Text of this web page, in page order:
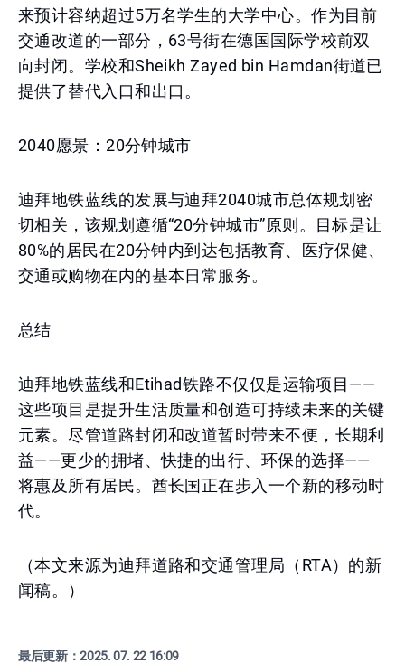
来预计容纳超过5万名学生的大学中心。作为目前
交通改道的一部分，63号街在德国国际学校前双
向封闭。学校和Sheikh Zayed bin Hamdan街道已
提供了替代入口和出口。
2040愿景：20分钟城市
迪拜地铁蓝线的发展与迪拜2040城市总体规划密
切相关，该规划遵循“20分钟城市”原则。目标是让
80%的居民在20分钟内到达包括教育、医疗保健、
交通或购物在内的基本日常服务。
总结
迪拜地铁蓝线和Etihad铁路不仅仅是运输项目——
这些项目是提升生活质量和创造可持续未来的关键
元素。尽管道路封闭和改道暂时带来不便，长期利
益——更少的拥堵、快捷的出行、环保的选择——
将惠及所有居民。酋长国正在步入一个新的移动时
代。
（本文来源为迪拜道路和交通管理局（RTA）的新
闻稿。）
最后更新：2025. 07. 22 16:09